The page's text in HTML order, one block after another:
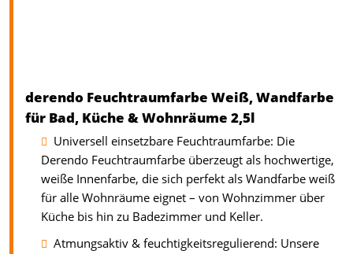
derendo Feuchtraumfarbe Weiß, Wandfarbe
für Bad, Küche & Wohnräume 2,5l
Universell einsetzbare Feuchtraumfarbe: Die
Derendo Feuchtraumfarbe überzeugt als hochwertige,
weiße Innenfarbe, die sich perfekt als Wandfarbe weiß
für alle Wohnräume eignet – von Wohnzimmer über
Küche bis hin zu Badezimmer und Keller.
Atmungsaktiv & feuchtigkeitsregulierend: Unsere